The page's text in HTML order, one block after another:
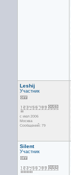
Leshij
Участник
с июл 2006
Москва
Сообщений: 79
Silent
Участник